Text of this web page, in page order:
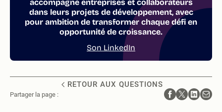
accompagne entreprises et collaborateurs
dans leurs projets de développement, avec
pour ambition de transformer chaque défi en
opportunité de croissance.
Son LinkedIn
RETOUR AUX QUESTIONS
Partager la page :